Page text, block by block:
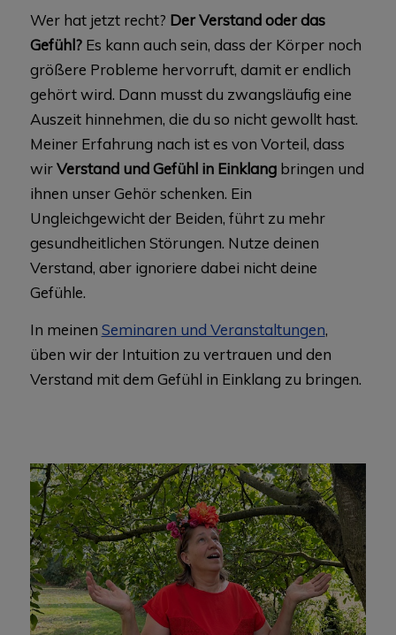
Wer hat jetzt recht? Der Verstand oder das
Gefühl?Es kann auch sein, dass der Körper noch
größere Probleme hervorruft, damit er endlich
gehört wird. Dann musst du zwangsläufig eine
Auszeit hinnehmen, die du so nicht gewollt hast.
Meiner Erfahrung nach ist es von Vorteil, dass
wirVerstand und Gefühl in Einklangbringen und
ihnen unser Gehör schenken. Ein
Ungleichgewicht der Beiden, führt zu mehr
gesundheitlichen Störungen. Nutze deinen
Verstand, aber ignoriere dabei nicht deine
Gefühle.
In meinen Seminaren und Veranstaltungen,
üben wir der Intuition zu vertrauen und den
Verstand mit dem Gefühl in Einklang zu bringen.